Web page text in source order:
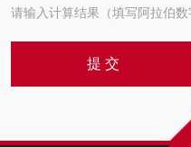
请输入计算结果（填写阿拉伯